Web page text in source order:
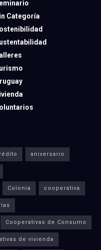
Categoría
aniversario
Colonia cooperativa
Cooperativas de Consumo
de vivienda